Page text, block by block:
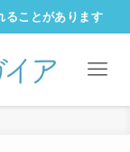
ることがあります